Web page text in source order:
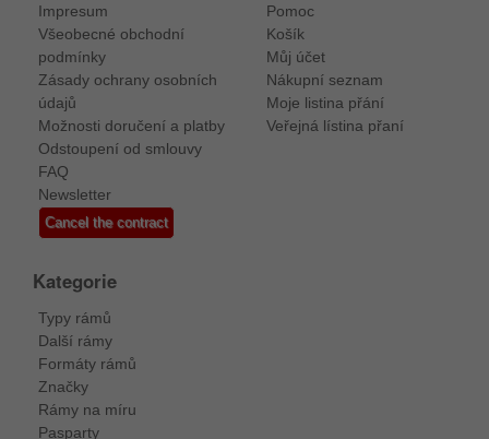
Impresum
Všeobecné obchodní
podmínky
Zásady ochrany osobních
údajů
Možnosti doručení a platby
Odstoupení od smlouvy
FAQ
Newsletter
Cancel the contract
Pomoc
Košík
Můj účet
Nákupní seznam
Moje listina přání
Veřejná lístina přaní
Kategorie
Typy rámů
Další rámy
Formáty rámů
Značky
Rámy na míru
Pasparty